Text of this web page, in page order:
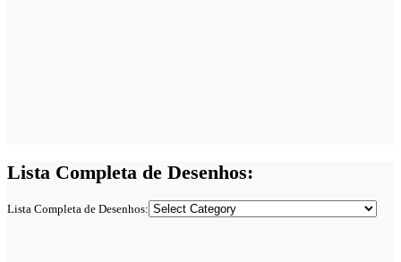
Lista Completa de Desenhos:
Lista Completa de Desenhos: